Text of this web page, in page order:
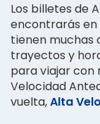
Los billetes de
encontrarás en
tienen muchas
trayectos y
para viajar con
Velocidad
vuelta,Alta